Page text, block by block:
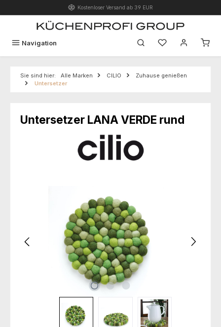
Zum Hauptinhalt springenKostenloser Versand ab 39 EUR
Navigation Du hast 0
Sie sind hier: Alle Marken CILIO
Zuhause genießen
Untersetzer
Untersetzer LANA VERDE rund